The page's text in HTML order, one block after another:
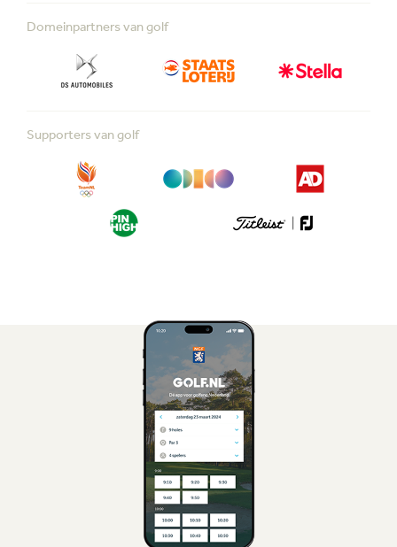
Domeinpartners van golf
Supporters van golf